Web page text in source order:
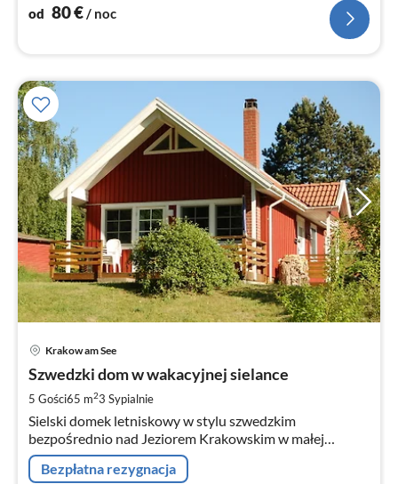
od 80€/ noc
Krakow am See
Szwedzki dom w wakacyjnej sielance
5 Gości65 m23 Sypialnie
Sielski domek letniskowy w stylu szwedzkim
bezpośrednio nad Jeziorem Krakowskim w małej
osadzie domków letniskowych z plażą, kąpieliskiem i
molo dla łodzi.
Bezpłatna rezygnacja